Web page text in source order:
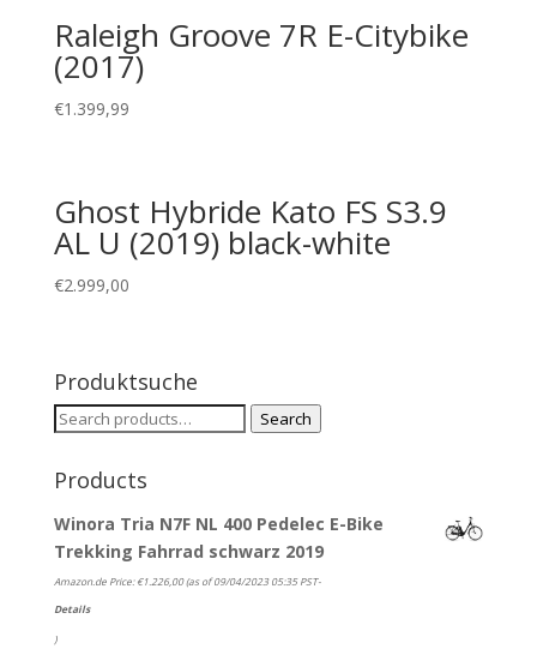
Raleigh Groove 7R E-Citybike
(2017)
€1.399,99
Ghost Hybride Kato FS S3.9
AL U (2019) black-white
€2.999,00
Produktsuche
Search
Search
Products
Winora Tria N7F NL 400 Pedelec E-Bike
Trekking Fahrrad schwarz 2019
Amazon.de Price:€1.226,00(as of 09/04/2023 05:35 PST-
Details
)